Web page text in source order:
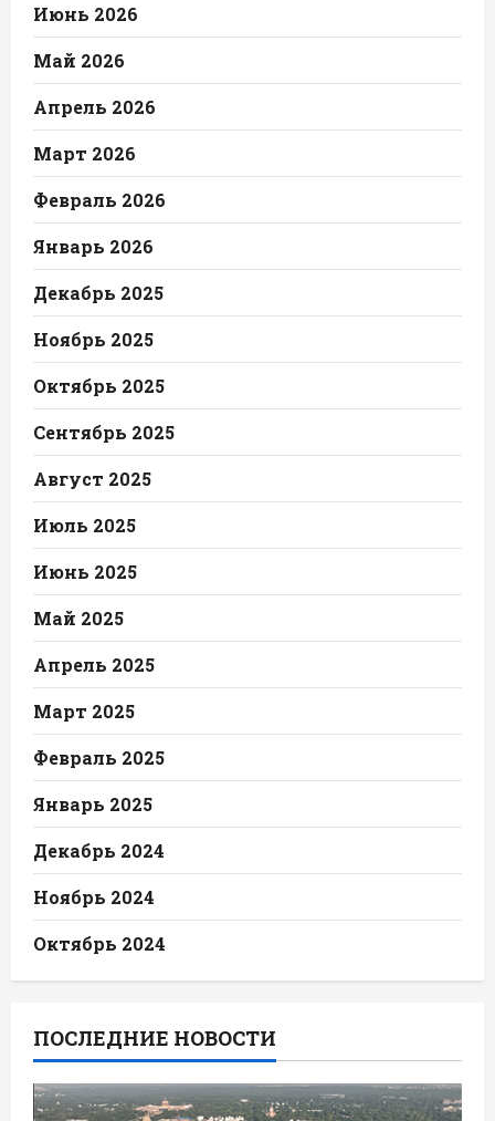
Июнь 2026
Май 2026
Апрель 2026
Март 2026
Февраль 2026
Январь 2026
Декабрь 2025
Ноябрь 2025
Октябрь 2025
Сентябрь 2025
Август 2025
Июль 2025
Июнь 2025
Май 2025
Апрель 2025
Март 2025
Февраль 2025
Январь 2025
Декабрь 2024
Ноябрь 2024
Октябрь 2024
ПОСЛЕДНИЕ НОВОСТИ